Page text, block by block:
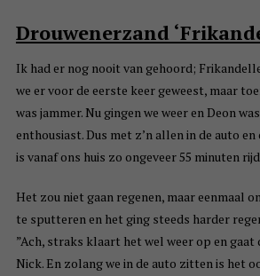
Drouwenerzand
Ik had er nog nooit van gehoord;
we er voor de eerste keer geweest, maar
was jammer. Nu gingen we weer en Deon
enthousiast. Dus met z’n allen in de auto
is vanaf ons huis zo ongeveer 55 minuten
Het zou niet gaan regenen, maar eenmaal
te sputteren en het ging steeds harder
”Ach, straks klaart het wel weer op en gaat
Nick. En zolang we in de auto zitten is het